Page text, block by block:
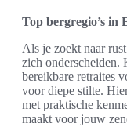
Top bergregio’s in
Als je zoekt naar
zich onderscheiden.
bereikbare retraites
voor diepe stilte.
met praktische
maakt voor jouw